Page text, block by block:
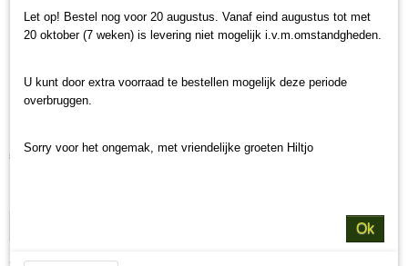
BBB Kat Sensitive
€ 38,00
Aantal
Let op! Bestel nog voor 20 augustus. Vanaf eind augustus tot met
20 oktober (7 weken) is levering niet mogelijk i.v.m.omstandgheden.
U kunt door extra voorraad te bestellen mogelijk deze periode
overbruggen.
Sorry voor het ongemak, met vriendelijke groeten Hiltjo
Ok